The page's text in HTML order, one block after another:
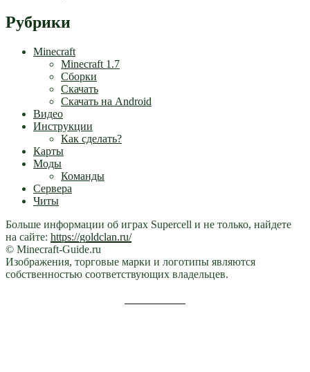
Рубрики
Minecraft
Minecraft 1.7
Сборки
Скачать
Скачать на Android
Видео
Инструкции
Как сделать?
Карты
Моды
Команды
Сервера
Читы
Больше информации об играх Supercell и не только, найдете
на сайте: https://goldclan.ru/
© Minecraft-Guide.ru
Изображения, торговые марки и логотипы являются
собственностью соответствующих владельцев.